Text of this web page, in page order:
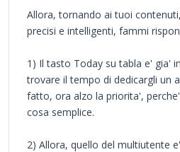
Allora, tornando ai tuoi
precisi e intelligenti, fammi
1) Il tasto Today su tabla e' gia'
trovare il tempo di dedicargli un
fatto, ora alzo la priorita',
cosa semplice.
2) Allora, quello del multiutente